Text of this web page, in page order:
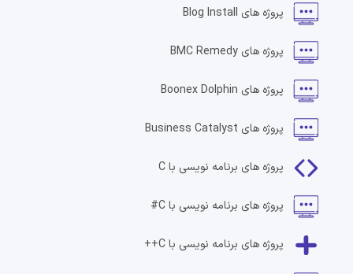
پروژه های Blog Install
پروژه های BMC Remedy
پروژه های Boonex Dolphin
پروژه های Business Catalyst
پروژه های برنامه نویسی با C
پروژه های برنامه نویسی با C#
پروژه های برنامه نویسی با C++